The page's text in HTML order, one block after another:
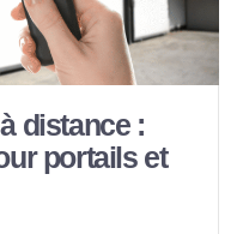
distance :
portails et